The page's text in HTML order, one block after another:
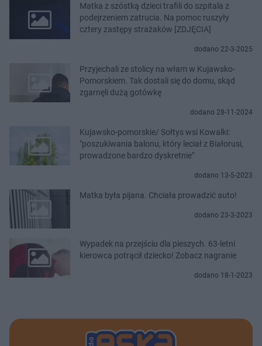
Matka z szóstką dzieci trafili do szpitala z
podejrzeniem zatrucia. Na pomoc ruszyły
cztery zastępy strażaków [ZDJĘCIA]
dodano 22-3-2025
Przyjechali ze stolicy na włam w Kujawsko-
Pomorskiem. Tak dostali się do domu, skąd
zgarnęli dużą gotówkę
dodano 28-11-2024
Kujawsko-pomorskie/ Sołtys wsi Kowalki:
"poszukiwania balonu, który leciał z Białorusi,
prowadzone bardzo dyskretnie"
dodano 13-5-2023
Matka była pijana. Chciała prowadzić auto!
dodano 23-3-2023
Wypadek na przejściu dla pieszych. 63-letni
kierowca potrącił dziecko! Zobacz nagranie
dodano 18-1-2023